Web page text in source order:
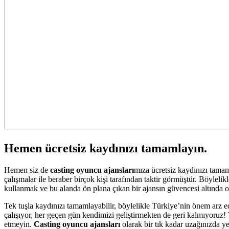
Hemen ücretsiz kaydınızı tamamlayın.
Hemen siz de casting oyuncu ajanslarımıza ücretsiz kaydınızı
çalışmalar ile beraber birçok kişi tarafından taktir görmüştür.
kullanmak ve bu alanda ön plana çıkan bir ajansın güvencesi
Tek tuşla kaydınızı tamamlayabilir, böylelikle Türkiye’nin önem arz
çalışıyor, her geçen gün kendimizi geliştirmekten de geri
etmeyin. Casting oyuncu ajansları olarak bir tık kadar uzağınızda